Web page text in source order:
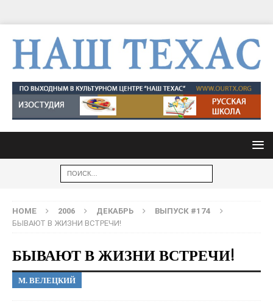
HOME 2006 ДЕКАБРЬ
ВЫПУСК #174
БЫВАЮТ В ЖИЗНИ ВСТРЕЧИ!
БЫВАЮТ В ЖИЗНИ ВСТРЕЧИ!
М. ВЕЛЕЦКИЙ